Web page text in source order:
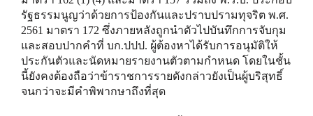
รัฐธรรมนูญว่าด้วยการป้องกันและปราบปรามทุจริต พ.ศ.
2561 มาตรา 172 ซึ่งภายหลังถูกนำตัวไปบันทึกการจับกุม
และสอบปากคำที่ บก.ปปป. ผู้ต้องหาได้รับการอนุมัติให้
ประกันตัวและนัดหมายรายงานตัวตามกำหนด โดยในชั้น
นี้ยังคงต้องถือว่าข้าราชการรายดังกล่าวยังเป็นผู้บริสุทธิ์
จนกว่าจะมีคำพิพากษาถึงที่สุด